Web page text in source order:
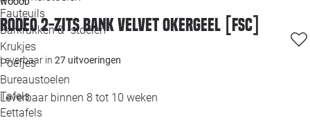
Fauteuils
Barkrukken & -stoelen
Krukjes
Poefjes
Bureaustoelen
Tafels
Eettafels
WOOOD
Rodeo 2-zits bank velvet okergeel [fsc]
Leverbaar in 27 uitvoeringen
Leverbaar binnen 8 tot 10 weken